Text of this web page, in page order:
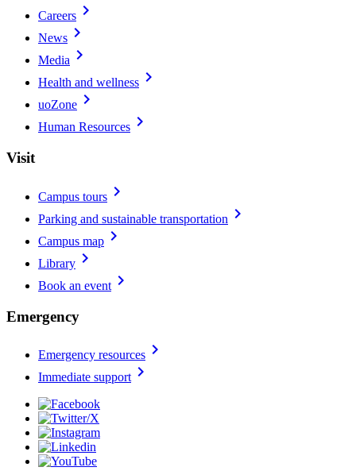
Careers chevron_right
News chevron_right
Media chevron_right
Health and wellness chevron_right
uoZone chevron_right
Human Resources chevron_right
Visit
Campus tours chevron_right
Parking and sustainable transportation chevron_right
Campus map chevron_right
Library chevron_right
Book an event chevron_right
Emergency
Emergency resources chevron_right
Immediate support chevron_right